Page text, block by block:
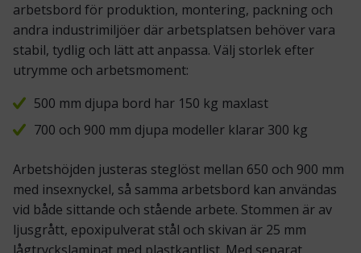
arbetsbord för produktion, montering, packning och
andra industrimiljöer där arbetsplatsen behöver vara
stabil, tydlig och lätt att anpassa. Välj storlek efter
utrymme och arbetsmoment:
500 mm djupa bord har 150 kg maxlast
700 och 900 mm djupa modeller klarar 300 kg
Arbetshöjden justeras steglöst mellan 650 och 900 mm
med insexnyckel, så samma arbetsbord kan användas
vid både sittande och stående arbete. Stommen är av
ljusgrått, epoxipulverat stål och skivan är 25 mm